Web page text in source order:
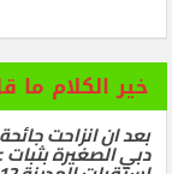
خير الكلام ما
بعد ان انزاحت
دبي الصغيرة